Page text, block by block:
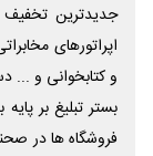
جدیدترین تخفیف
اپراتورهای
و کتابخوانی و ...
بستر تبلیغ بر
فروشگاه ها در